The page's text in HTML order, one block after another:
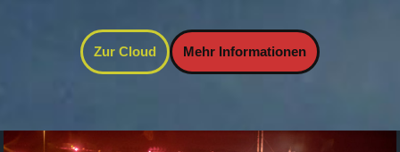
Zur Cloud Mehr Informationen